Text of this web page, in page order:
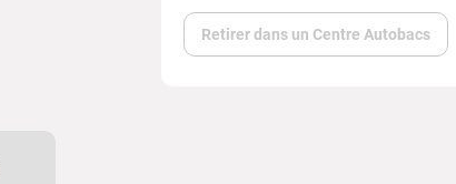
Retirer dans un Centre Autobacs